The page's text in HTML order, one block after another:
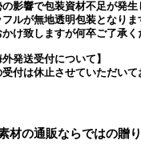
影響で包装資材不足が発生
ルが無地透明包装となりま
け致しますが何卒ご了承く
外発送受付について】
付は休止させていただいて
材の通販ならではの